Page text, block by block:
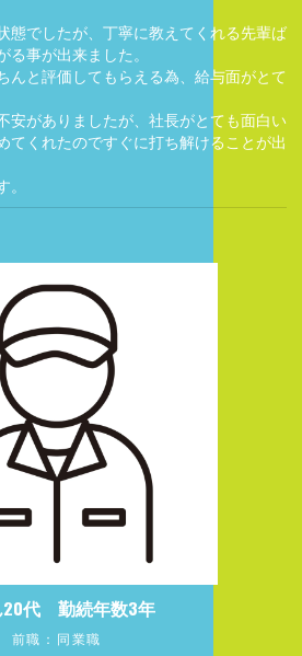
態でしたが、丁寧に教えてくれる先輩ば
事が出来ました。
んと評価してもらえる為、給与面がとて
安がありましたが、社長がとても面白い
てくれたのですぐに打ち解けることが出
20代 勤続年数3年
前職：同業職